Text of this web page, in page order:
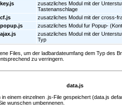
zusatzliches Modul mit der
Tastenanschlage
zusatzliches Modul mit der cross-
zusatzliches Modul fur Popup-
zusatzliches Modul mit der
Typ
Files, um der ladbardateumfang dem Typ des
zu verringern.
data.js
einem einzelnen .js-File gespeichert (data.js
wunschen umbennenen.